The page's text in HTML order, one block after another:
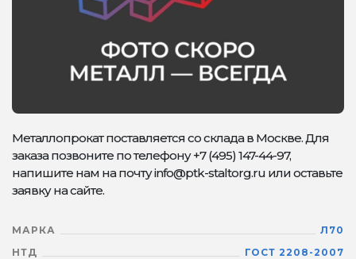
Металлопрокат поставляется со склада в Москве. Для
заказа позвоните по телефону +7 (495) 147-44-97,
напишите нам на почту info@ptk-staltorg.ru или оставьте
заявку на сайте.
МАРКА
Л70
НТД
ГОСТ 2208-2007